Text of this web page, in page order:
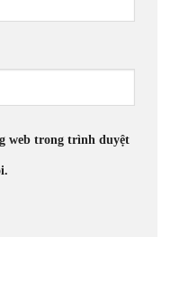
web trong trình duyệt